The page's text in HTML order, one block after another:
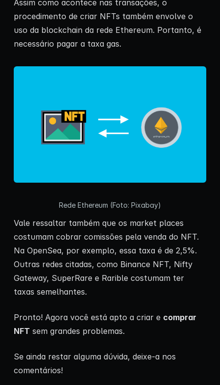
Assim como acontece nas transações, o
procedimento de criar NFTs também envolve o
uso da blockchain da rede Ethereum. Portanto, é
necessário pagar a taxa gas.
Rede Ethereum (Foto: Pixabay)
Vale ressaltar também que os market places
costumam cobrar comissões pela venda do NFT.
Na OpenSea, por exemplo, essa taxa é de 2,5%.
Outras redes citadas, como Binance NFT, Nifty
Gateway, SuperRare e Rarible costumam ter
taxas semelhantes.
Pronto! Agora você está apto a criar e comprar
NFT sem grandes problemas.
Se ainda restar alguma dúvida, deixe-a nos
comentários!